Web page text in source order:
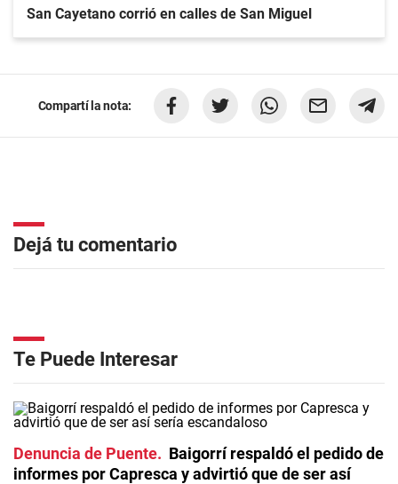
San Cayetano corrió en calles de San Miguel
Compartí la nota:
Dejá tu comentario
Te Puede Interesar
Denuncia de Puente
Baigorrí respaldó el pedido de
informes por Capresca y advirtió que de ser así